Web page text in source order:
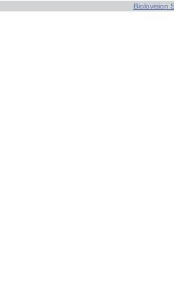
Biolovision